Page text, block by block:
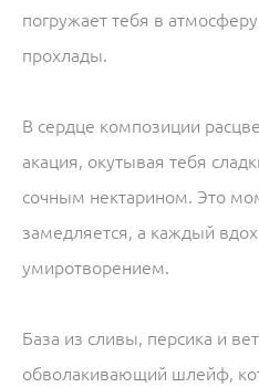
погружает тебя в
прохлады.
В сердце композиции
акация, окутывая тебя
сочным нектарином. Это
замедляется, а каждый
умиротворением.
База из сливы, персика и
обволакивающий шлейф,